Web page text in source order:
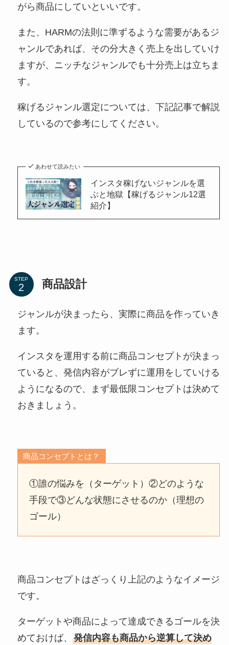
がら商品にしていといいです。
また、HARMの法則に準ずるような需要があるジ
ャンルであれば、その分大きく売上を出していけ
ますが、ニッチなジャンルでも十分売上は立ちま
す。
稼げるジャンル選定については、下記記事で解説
しているので参考にしてください。
あわせて読みたい
インスタ稼げないジャンルを選
ぶと地獄【稼げるジャンル12選
紹介】
STEP 商品設計
ジャンルが決まったら、実際に商品を作っていき
ます。
インスタを運用する前に商品コンセプトが決まっ
ていると、発信内容がブレずに運用をしていける
ようになるので、まず最低限コンセプトは決めて
おきましょう。
商品コンセプトとは？
①誰の悩みを（ターゲット）②どのような
手段で③どんな状態にさせるのか（理想の
ゴール）
商品コンセプトはざっくり上記のようなイメージ
です。
ターゲットや商品によって達成できるゴールを決
めておけば、 発信内容も商品から逆算して決め